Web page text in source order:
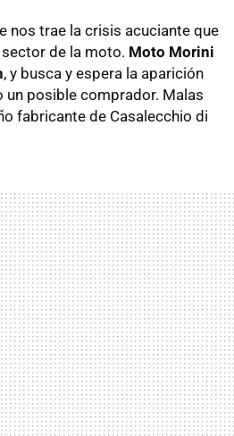
nos trae la crisis acuciante que
de la moto. Moto Morini
, y busca y espera la aparición
un posible comprador. Malas
fabricante de Casalecchio di